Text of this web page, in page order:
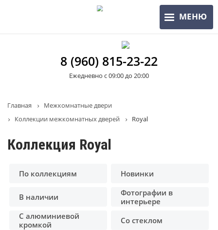
МЕНЮ
8 (960) 815-23-22
Ежедневно с 09:00 до 20:00
Строка
навигации
Главная
Межкомнатные двери
Коллекции межкомнатных дверей
Royal
Коллекция Royal
По коллекциям Новинки
В наличии
Фотографии в
интерьере
С алюминиевой
кромкой
Со стеклом